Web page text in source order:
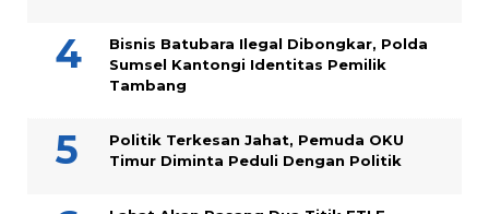
Bisnis Batubara Ilegal Dibongkar, Polda
Sumsel Kantongi Identitas Pemilik
Tambang
Politik Terkesan Jahat, Pemuda OKU
Timur Diminta Peduli Dengan Politik